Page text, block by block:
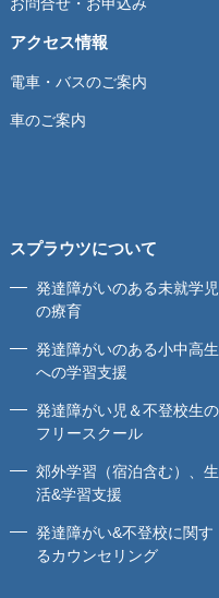
アクセス情報
電車・バスのご案内
車のご案内
スプラウツについて
発達障がいのある未就学児
の療育
発達障がいのある小中高生
への学習支援
発達障がい児＆不登校生の
フリースクール
郊外学習（宿泊含む）、生
活&学習支援
発達障がい&不登校に関す
るカウンセリング